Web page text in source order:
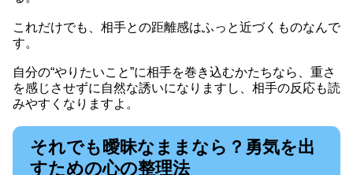
これだけでも、相手との距離感はふっと近づくものなんで
す。
自分の“やりたいこと”に相手を巻き込むかたちなら、重さ
を感じさせずに自然な誘いになりますし、相手の反応も読
みやすくなりますよ。
それでも曖昧なままなら？勇気を出
すための心の整理法